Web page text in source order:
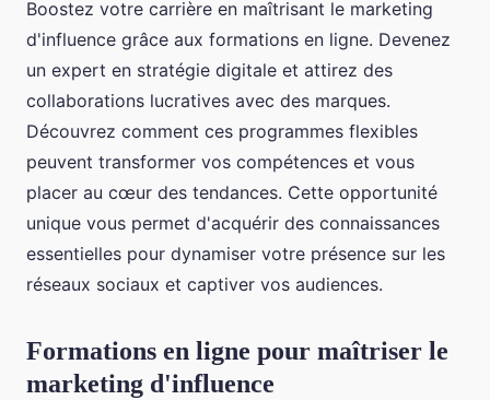
Boostez votre carrière en maîtrisant le marketing
d'influence grâce aux formations en ligne. Devenez
un expert en stratégie digitale et attirez des
collaborations lucratives avec des marques.
Découvrez comment ces programmes flexibles
peuvent transformer vos compétences et vous
placer au cœur des tendances. Cette opportunité
unique vous permet d'acquérir des connaissances
essentielles pour dynamiser votre présence sur les
réseaux sociaux et captiver vos audiences.
Formations en ligne pour maîtriser le
marketing d'influence